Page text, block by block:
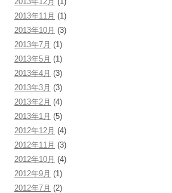
2013年11月 (1)
2013年10月 (3)
2013年7月 (1)
2013年5月 (1)
2013年4月 (3)
2013年3月 (3)
2013年2月 (4)
2013年1月 (5)
2012年12月 (4)
2012年11月 (3)
2012年10月 (4)
2012年9月 (1)
2012年7月 (2)